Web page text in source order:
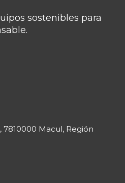
sostenibles para
7810000 Macul, Región